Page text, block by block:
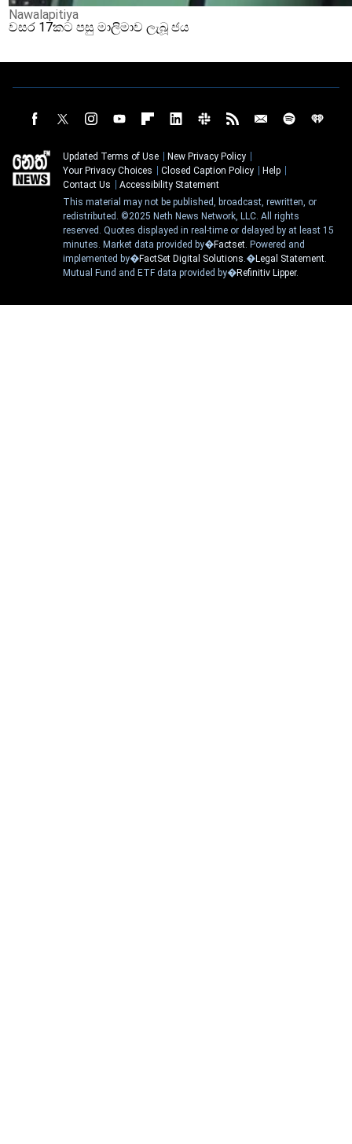
Nawalapitiya
වසර 17කට පසු මාලිමාව ලැබූ ජය
Updated Terms of Use
New Privacy Policy
Your Privacy Choices
Closed Caption Policy
Help
Contact Us
Accessibility Statement
This material may not be published, broadcast, rewritten, or
redistributed. ©2025 Neth News Network, LLC. All rights
reserved. Quotes displayed in real-time or delayed by at least 15
minutes. Market data provided by�Factset. Powered and
implemented by�FactSet Digital Solutions.�Legal Statement.
Mutual Fund and ETF data provided by�Refinitiv Lipper.